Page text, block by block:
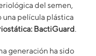
del semen,
película plástica
BactiGuard.
generación ha sido